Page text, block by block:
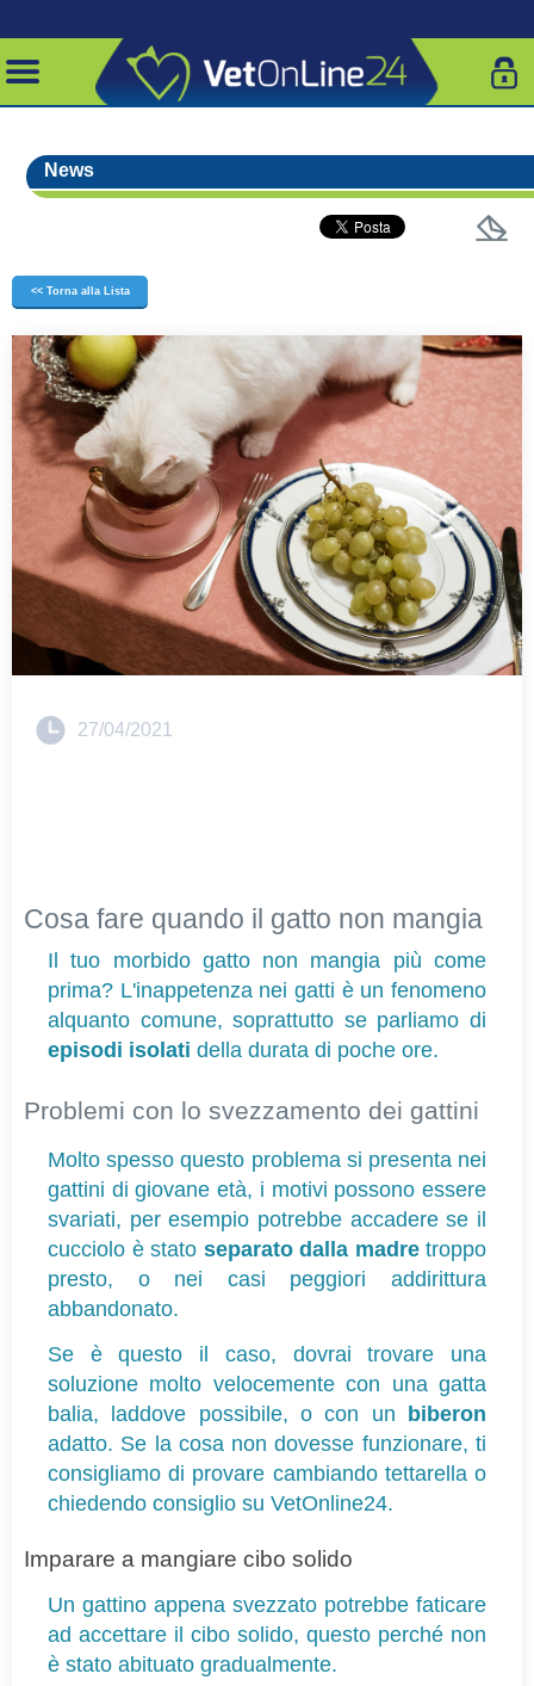
News
<< Torna alla Lista
27/04/2021
Cosa fare quando il gatto non mangia
Il tuo morbido gatto non mangia più come
prima? L'inappetenza nei gatti è un fenomeno
episodi isolati della durata di poche ore.
Problemi con lo svezzamento dei gattini
Molto spesso questo problema si presenta nei
gattini di giovane età, i motivi possono essere
svariati, per esempio potrebbe accadere se il
cucciolo è stato separato dalla madre troppo
presto, o nei casi peggiori addirittura
abbandonato.
Se è questo il caso, dovrai trovare una
soluzione molto velocemente con una gatta
balia, laddove possibile, o con un biberon
adatto. Se la cosa non dovesse funzionare, ti
consigliamo di provare cambiando tettarella o
chiedendo consiglio su VetOnline24.
Imparare a mangiare cibo solido
Un gattino appena svezzato potrebbe faticare
ad accettare il cibo solido, questo perché non
è stato abituato gradualmente.